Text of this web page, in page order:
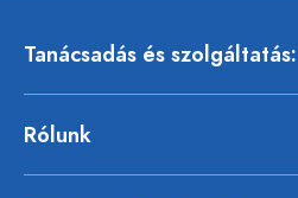
Tanácsadás és szolgáltatás:
Rólunk